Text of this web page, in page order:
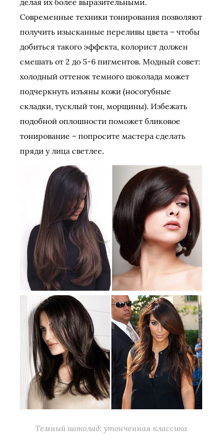
Современные техники тонирования позволяют
получить изысканные переливы цвета – чтобы
добиться такого эффекта, колорист должен
смешать от 2 до 5-6 пигментов. Модный совет:
холодный оттенок темного шоколада может
подчеркнуть изъяны кожи (носогубные
складки, тусклый тон, морщины). Избежать
подобной оплошности поможет бликовое
тонирование – попросите мастера сделать
пряди у лица светлее.
Темный шоколад: утонченная классика